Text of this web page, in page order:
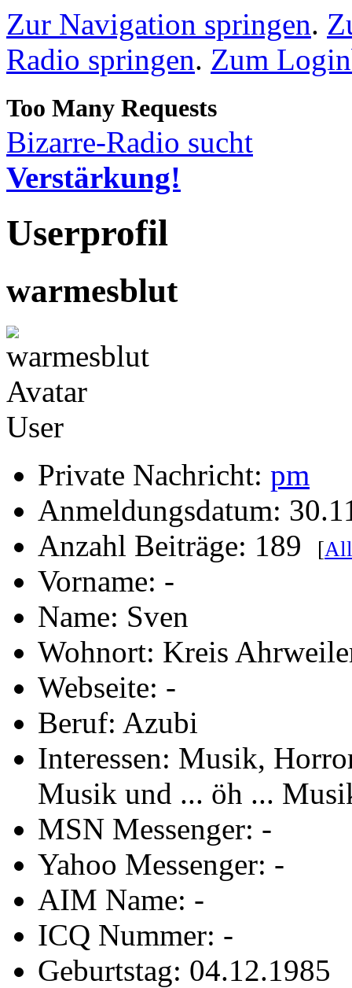
Zur Navigation springen.
Radio springen. Zum
Bizarre-Radio sucht
Verstärkung!
Userprofil
warmesblut
User
Private Nachricht: pm
Anmeldungsdatum:
Anzahl Beiträge: 189
[
Vorname: -
Name: Sven
Wohnort: Kreis
Webseite: -
Beruf: Azubi
Interessen: Musik,
Musik und ... öh ...
MSN Messenger: -
Yahoo Messenger: -
AIM Name: -
ICQ Nummer: -
Geburtstag: 04.12.1985